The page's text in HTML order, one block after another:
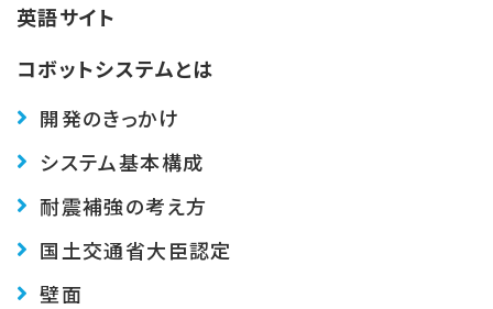
英語サイト
コボットシステムとは
開発のきっかけ
システム基本構成
耐震補強の考え方
国土交通省大臣認定
壁面